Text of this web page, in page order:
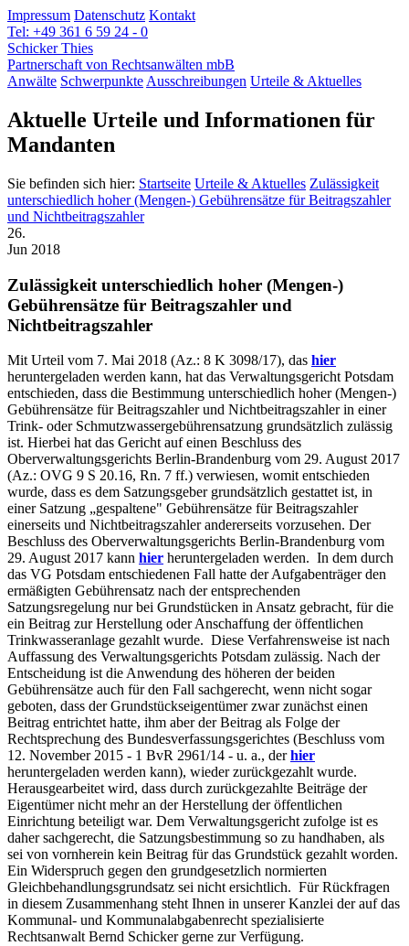
Impressum Datenschutz Kontakt
Tel: +49 361 6 59 24 - 0
Schicker Thies
Partnerschaft von Rechtsanwälten mbB
Anwälte Schwerpunkte Ausschreibungen Urteile & Aktuelles
Aktuelle Urteile und Informationen für
Mandanten
Sie befinden sich hier: Startseite Urteile & Aktuelles Zulässigkeit
unterschiedlich hoher (Mengen-) Gebührensätze für Beitragszahler
und Nichtbeitragszahler
26.
Jun 2018
Zulässigkeit unterschiedlich hoher (Mengen-)
Gebührensätze für Beitragszahler und
Nichtbeitragszahler
Mit Urteil vom 7. Mai 2018 (Az.: 8 K 3098/17), das hier
heruntergeladen werden kann, hat das Verwaltungsgericht Potsdam
entschieden, dass die Bestimmung unterschiedlich hoher (Mengen-)
Gebührensätze für Beitragszahler und Nichtbeitragszahler in einer
Trink- oder Schmutzwassergebührensatzung grundsätzlich zulässig
ist. Hierbei hat das Gericht auf einen Beschluss des
Oberverwaltungsgerichts Berlin-Brandenburg vom 29. August 2017
(Az.: OVG 9 S 20.16, Rn. 7 ff.) verwiesen, womit entschieden
wurde, dass es dem Satzungsgeber grundsätzlich gestattet ist, in
einer Satzung „gespaltene" Gebührensätze für Beitragszahler
einerseits und Nichtbeitragszahler andererseits vorzusehen. Der
Beschluss des Oberverwaltungsgerichts Berlin-Brandenburg vom
29. August 2017 kann hier heruntergeladen werden. In dem durch
das VG Potsdam entschiedenen Fall hatte der Aufgabenträger den
ermäßigten Gebührensatz nach der entsprechenden
Satzungsregelung nur bei Grundstücken in Ansatz gebracht, für die
ein Beitrag zur Herstellung oder Anschaffung der öffentlichen
Trinkwasseranlage gezahlt wurde. Diese Verfahrensweise ist nach
Auffassung des Verwaltungsgerichts Potsdam zulässig. Nach der
Entscheidung ist die Anwendung des höheren der beiden
Gebührensätze auch für den Fall sachgerecht, wenn nicht sogar
geboten, dass der Grundstückseigentümer zwar zunächst einen
Beitrag entrichtet hatte, ihm aber der Beitrag als Folge der
Rechtsprechung des Bundesverfassungsgerichtes (Beschluss vom
12. November 2015 - 1 BvR 2961/14 - u. a., derhier
heruntergeladen werden kann), wieder zurückgezahlt wurde.
Herausgearbeitet wird, dass durch zurückgezahlte Beiträge der
Eigentümer nicht mehr an der Herstellung der öffentlichen
Einrichtung beteiligt war. Dem Verwaltungsgericht zufolge ist es
daher sachgerecht, die Satzungsbestimmung so zu handhaben, als
sei von vornherein kein Beitrag für das Grundstück gezahlt worden.
Ein Widerspruch gegen den grundgesetzlich normierten
Gleichbehandlungsgrundsatz sei nicht ersichtlich. Für Rückfragen
in diesem Zusammenhang steht Ihnen in unserer Kanzlei der auf das
Kommunal- und Kommunalabgabenrecht spezialisierte
Rechtsanwalt Bernd Schicker gerne zur Verfügung.